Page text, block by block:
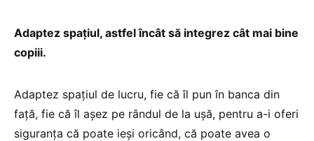
Adaptez spațiul, astfel încât să integrez cât mai bine
copiii.
Adaptez spațiul de lucru, fie că îl pun în banca din
față, fie că îl așez pe rândul de la ușă, pentru a-i oferi
siguranța că poate ieși oricând, că poate avea o